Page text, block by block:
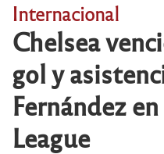
Internacional
Chelsea
gol y
Fernández
League